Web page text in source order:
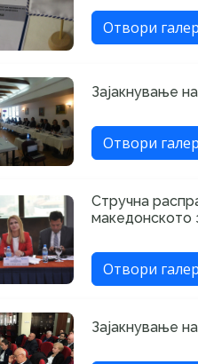
Отвори
Зајакнување
Отвори
Стручна
македонското
Отвори
Зајакнување